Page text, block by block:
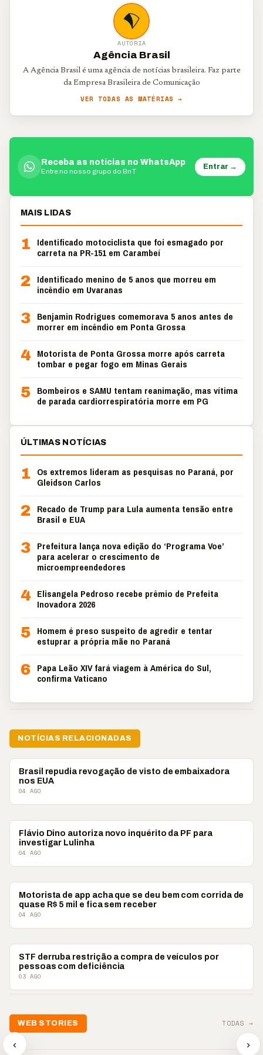
AUTORIA
Agência Brasil
A Agência Brasil é uma agência de notícias brasileira. Faz parte
da Empresa Brasileira de Comunicação
VER TODAS AS MATÉRIAS →
Receba as notícias no WhatsApp
Entre no nosso grupo do BnT
Entrar →
MAIS LIDAS
1
Identificado motociclista que foi esmagado por
carreta na PR-151 em Carambeí
2
Identificado menino de 5 anos que morreu em
incêndio em Uvaranas
3 Benjamin Rodrigues comemorava 5 anos antes de
morrer em incêndio em Ponta Grossa
4 Motorista de Ponta Grossa morre após carreta
tombar e pegar fogo em Minas Gerais
5 Bombeiros e SAMU tentam reanimação, mas vítima
de parada cardiorrespiratória morre em PG
ÚLTIMAS NOTÍCIAS
1
Os extremos lideram as pesquisas no Paraná, por
Gleidson Carlos
2
Recado de Trump para Lula aumenta tensão entre
Brasil e EUA
3 Prefeitura lança nova edição do ‘Programa Voe’
para acelerar o crescimento de
microempreendedores
4 Elisangela Pedroso recebe prêmio de Prefeita
Inovadora 2026
5 Homem é preso suspeito de agredir e tentar
estuprar a própria mãe no Paraná
6 Papa Leão XIV fará viagem à América do Sul,
confirma Vaticano
NOTÍCIAS RELACIONADAS
BRASIL
Brasil repudia revogação de visto de embaixadora
nos EUA
04 AGO
BRASIL
Flávio Dino autoriza novo inquérito da PF para
investigar Lulinha
04 AGO
BRASIL
Motorista de app acha que se deu bem com corrida de
quase R$ 5 mil e fica sem receber
04 AGO
BRASIL
STF derruba restrição a compra de veículos por
pessoas com deficiência
03 AGO
WEB STORIES TODAS →
‹
📢 Noite de Louvor
chega com bênçãos e
oração
📢 Coral
Paulino
longo
›